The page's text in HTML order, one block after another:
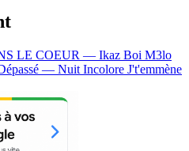
LE COEUR — Ikaz Boi M3lo
— Nuit Incolore J't'emmène